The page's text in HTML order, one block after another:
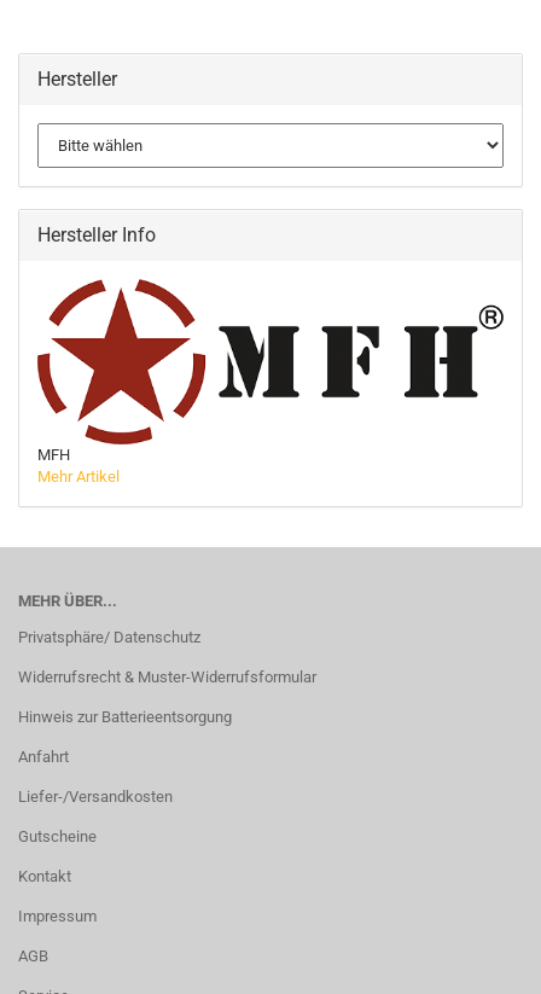
Hersteller
Hersteller Info
MFH
Mehr Artikel
MEHR ÜBER...
Privatsphäre/ Datenschutz
Widerrufsrecht & Muster-Widerrufsformular
Hinweis zur Batterieentsorgung
Anfahrt
Liefer-/Versandkosten
Gutscheine
Kontakt
Impressum
AGB